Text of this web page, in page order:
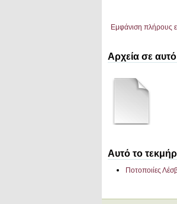
Εμφάνιση πλήρους
Αρχεία σε
Αυτό το
Ποτοποιίες